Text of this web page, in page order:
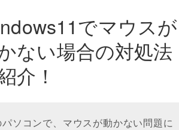
でマウスが
ない場合の対処法
介！
ソコンで、マウスが動かない問題に